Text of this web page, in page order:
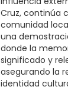
Cruz, continúa
comunidad
una
donde la
significado y
asegurando la
identidad